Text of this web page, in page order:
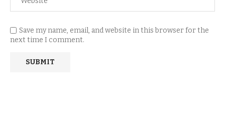
Save my name, email, and website in this browser for the
next time I comment.